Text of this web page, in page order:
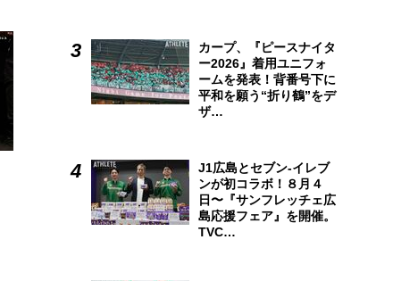
カープ、『ピースナイタ
ー2026』着用ユニフォ
ームを発表！背番号下に
平和を願う“折り鶴”をデ
ザ…
J1広島とセブン-イレブ
ンが初コラボ！８月４
日〜『サンフレッチェ広
島応援フェア』を開催。
TVC…